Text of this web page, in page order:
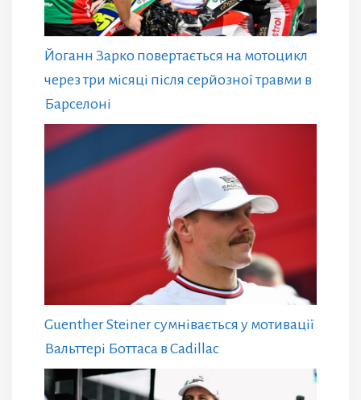
Йоганн Зарко повертається на мотоцикл
через три місяці після серйозної травми в
Барселоні
Guenther Steiner сумнівається у мотивації
Вальттері Боттаса в Cadillac